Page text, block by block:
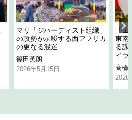
マリ「ジハーディスト組織」
の攻勢が示唆する西アフリカ
の更なる混迷
篠田英朗
2026年5月15日
「
東南
る課
イラ
高橋
2026